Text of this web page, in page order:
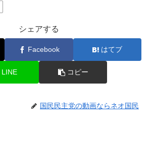
シェアする
Facebook はてブ
LINE コピー
国民民主党の動画ならネオ国民